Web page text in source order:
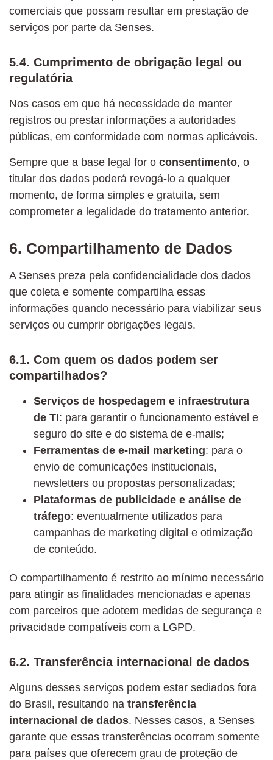
comerciais que possam resultar em prestação de
serviços por parte da Senses.
5.4. Cumprimento de obrigação legal ou
regulatória
Nos casos em que há necessidade de manter
registros ou prestar informações a autoridades
públicas, em conformidade com normas aplicáveis.
Sempre que a base legal for o consentimento, o
titular dos dados poderá revogá-lo a qualquer
momento, de forma simples e gratuita, sem
comprometer a legalidade do tratamento anterior.
6. Compartilhamento de Dados
A Senses preza pela confidencialidade dos dados
que coleta e somente compartilha essas
informações quando necessário para viabilizar seus
serviços ou cumprir obrigações legais.
6.1. Com quem os dados podem ser
compartilhados?
Serviços de hospedagem e infraestrutura
de TI: para garantir o funcionamento estável e
seguro do site e do sistema de e-mails;
Ferramentas de e-mail marketing: para o
envio de comunicações institucionais,
newsletters ou propostas personalizadas;
Plataformas de publicidade e análise de
tráfego: eventualmente utilizados para
campanhas de marketing digital e otimização
de conteúdo.
O compartilhamento é restrito ao mínimo necessário
para atingir as finalidades mencionadas e apenas
com parceiros que adotem medidas de segurança e
privacidade compatíveis com a LGPD.
6.2. Transferência internacional de dados
Alguns desses serviços podem estar sediados fora
do Brasil, resultando na transferência
internacional de dados. Nesses casos, a Senses
garante que essas transferências ocorram somente
para países que oferecem grau de proteção de